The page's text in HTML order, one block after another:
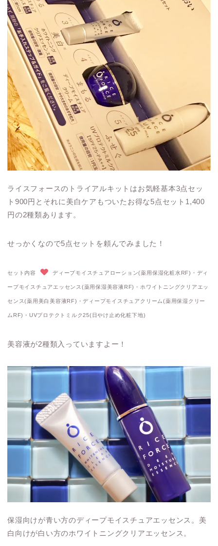
ライスフォースのトライアルキットはお気軽基本3点セッ
ト900円とそれに美白ケアもついたお得な5点セット1,400
円の2種類あります。
せっかくなので5点セットを頼んでみました！
セット内容 ディープモイスチュアローション(薬用保湿化粧水RF)・ディ
ープモイスチュアエッセンス(薬用保湿美容液RF)・ホワイトニングクリアエッ
センス(薬用美白美容液RF)・ディープモイスチュアクリーム(薬用保湿クリー
ムRF)・UVプロテクトミルク25(日やけ止め化粧下地)
美容液が2種類入っていますよー！
保湿向けが青い方のディープモイスチュアエッセンス。美
白向けが白い方のホワイトニングクリアエッセンス。